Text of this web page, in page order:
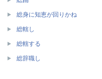
総身に知恵が回りかね
総轄し
総轄する
総辞職し